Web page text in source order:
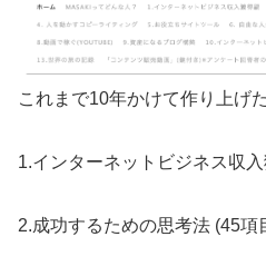
これまで10年かけて作り上げた
1.インターネットビジネス収
2.成功するための思考法 (45項